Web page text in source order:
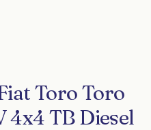
Toro Toro
4x4 TB Diesel